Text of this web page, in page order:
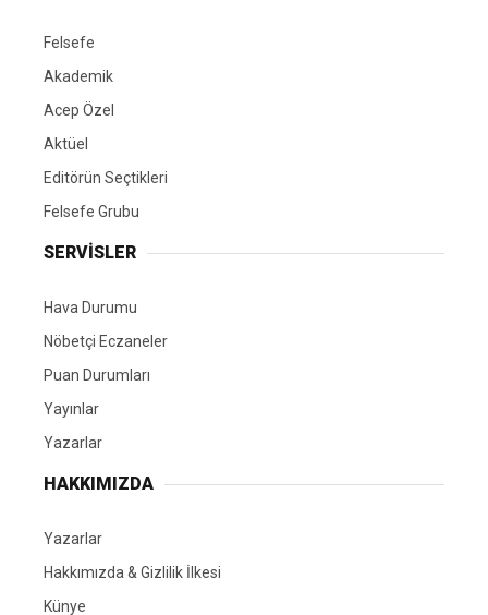
Felsefe
Akademik
Acep Özel
Aktüel
Editörün Seçtikleri
Felsefe Grubu
SERVİSLER
Hava Durumu
Nöbetçi Eczaneler
Puan Durumları
Yayınlar
Yazarlar
HAKKIMIZDA
Yazarlar
Hakkımızda & Gizlilik İlkesi
Künye